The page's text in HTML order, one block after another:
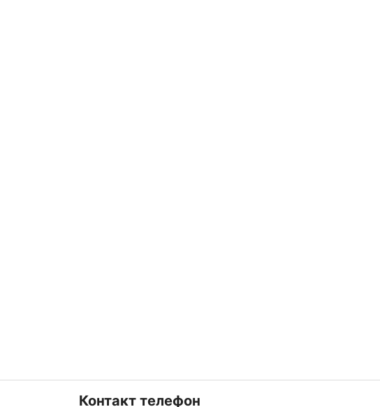
Контакт телефон